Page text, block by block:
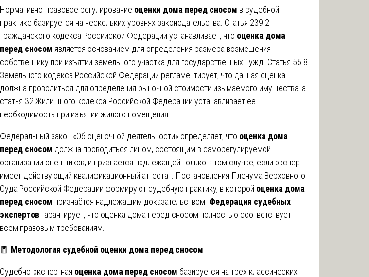
Нормативно-правовое регулирование оценки дома перед сносом в судебной
практике базируется на нескольких уровнях законодательства. Статья 239.2
Гражданского кодекса Российской Федерации устанавливает, что оценка дома
перед сносом является основанием для определения размера возмещения
собственнику при изъятии земельного участка для государственных нужд. Статья 56.8
Земельного кодекса Российской Федерации регламентирует, что данная оценка
должна проводиться для определения рыночной стоимости изымаемого имущества, а
статья 32 Жилищного кодекса Российской Федерации устанавливает её
необходимость при изъятии жилого помещения.
Федеральный закон «Об оценочной деятельности» определяет, что оценка дома
перед сносом должна проводиться лицом, состоящим в саморегулируемой
организации оценщиков, и признаётся надлежащей только в том случае, если эксперт
имеет действующий квалификационный аттестат. Постановления Пленума Верховного
Суда Российской Федерации формируют судебную практику, в которой оценка дома
перед сносом признаётся надлежащим доказательством. Федерация судебных
экспертов гарантирует, что оценка дома перед сносом полностью соответствует
всем правовым требованиям.
🧧 Методология судебной оценки дома перед сносом
Судебно-экспертная оценка дома перед сносом базируется на трёх классических